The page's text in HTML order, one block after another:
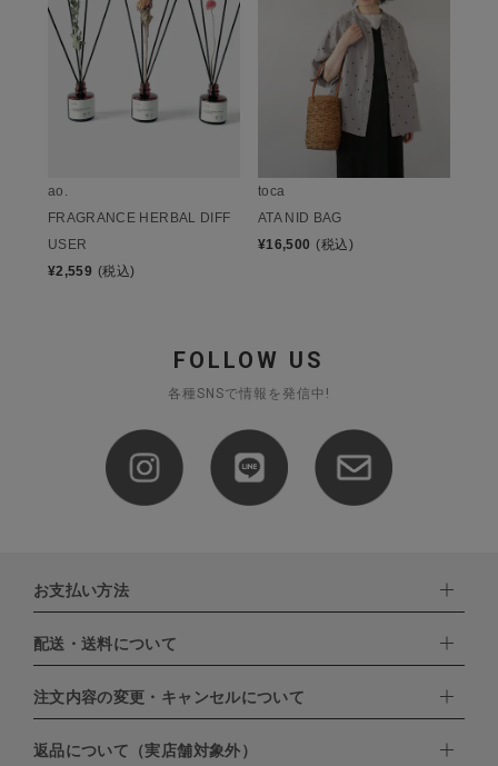
ao.
FRAGRANCE HERBAL DIFF
USER
¥2,559 (税込)
toca
ATA NID BAG
¥16,500 (税込)
FOLLOW US
各種SNSで情報を発信中!
お支払い方法
下記お支払い方法よりお選びいただけます。
・クレジットカード（VISA,mastercard,JCB,AMERICAN
EXPRESS,Diners Club）
・PayPay
配送・送料について
配達業者：日本郵便
北海道：1,400円
注文内容の変更・キャンセルについて
ご注文日当日から翌日のAM9:00までにご連絡頂いた場合はキャン
返品について（実店舗対象外）